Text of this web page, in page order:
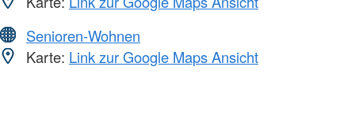
Senioren-Wohnen
Karte: Link zur Google Maps Ansicht